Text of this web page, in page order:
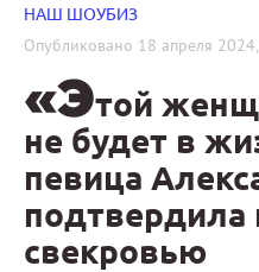
НАШ ШОУБИЗ
Опубликовано 18 апреля
«Этой
не будет в
певица
подтвердила
свекровью